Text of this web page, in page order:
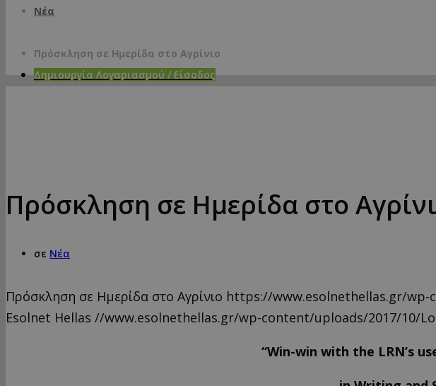
Δημιουργία Λογαριασμού / Είσοδος
Νέα
Πρόσκληση σε Ημερίδα στο Αγρίνιο
Πρόσκληση σε Ημερίδα στο
σε Νέα
Πρόσκληση σε Ημερίδα στο Αγρίνιο https://www.esolnethellas.gr/
Esolnet Hellas //www.esolnethellas.gr/wp-content/uploads/2017/10/
“Win-win with the LRN’s